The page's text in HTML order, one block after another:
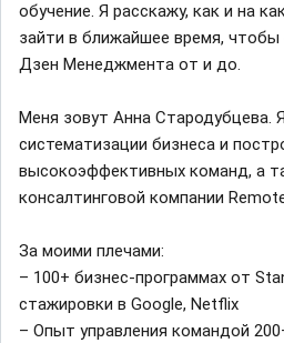
обучение. Я расскажу, как и на
зайти в ближайшее время,
Дзен Менеджмента от и до.
Меня зовут Анна Стародубцева.
систематизации бизнеса и
высокоэффективных команд, а
консалтинговой компании
За моими плечами:
– 100+ бизнес-программах от
стажировки в Google, Netflix
– Опыт управления командой